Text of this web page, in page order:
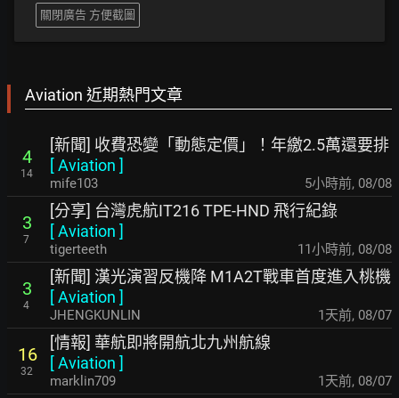
關閉廣告 方便截圖
Aviation 近期熱門文章
4
14
[新聞] 收費恐變「動態定價」！年繳2.5萬還要排
[Aviation ]
mife103 5小時前, 08/08
3
7
[分享] 台灣虎航IT216 TPE-HND 飛行紀錄
[Aviation ]
tigerteeth 11小時前, 08/08
3
4
[新聞] 漢光演習反機降 M1A2T戰車首度進入桃機
[Aviation ]
JHENGKUNLIN 1天前, 08/07
16
32
[情報] 華航即將開航北九州航線
[Aviation ]
marklin709 1天前, 08/07